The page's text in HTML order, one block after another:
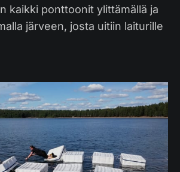
kaikki ponttoonit ylittämällä ja
järveen, josta uitiin laiturille